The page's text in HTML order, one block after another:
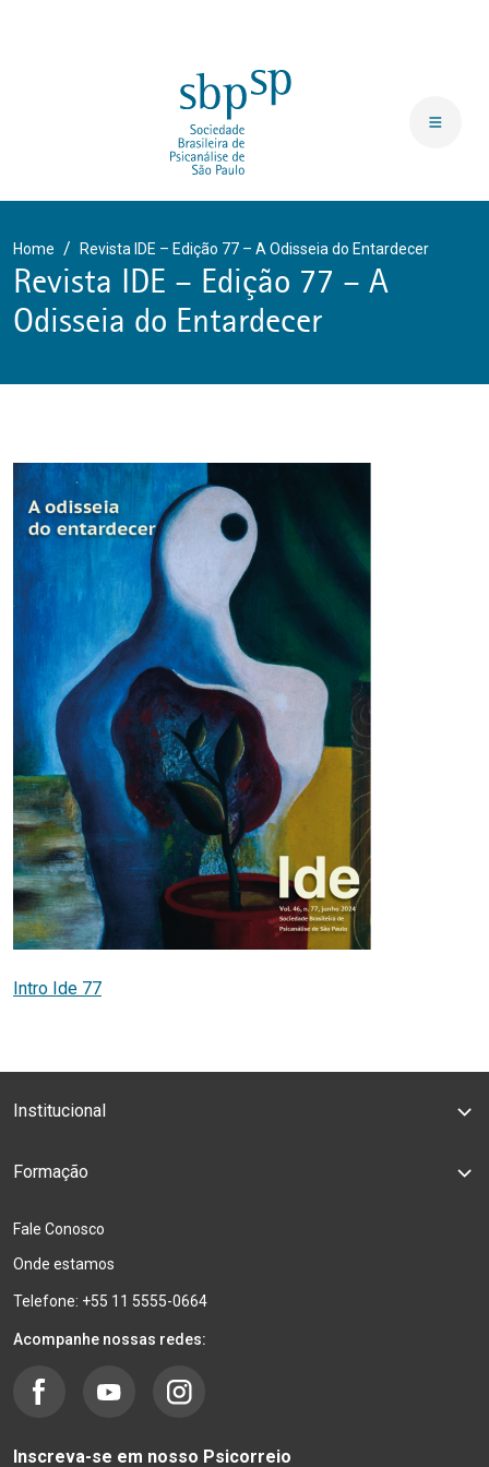
Home Revista IDE – Edição 77 – A Odisseia do Entardecer
Revista IDE – Edição 77 – A
Odisseia do Entardecer
Intro Ide 77
Institucional
Formação
Fale Conosco
Onde estamos
Telefone: +55 11 5555-0664
Acompanhe nossas redes:
Inscreva-se em nosso Psicorreio